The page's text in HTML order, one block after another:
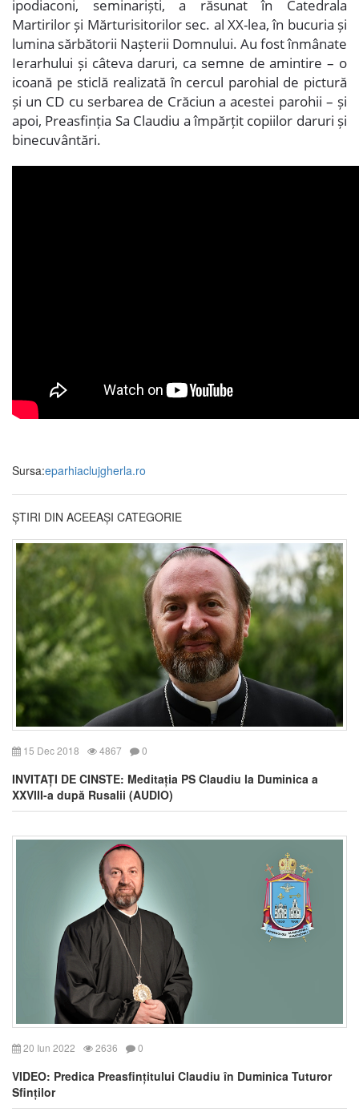
ipodiaconi, seminariști, a răsunat în Catedrala
Martirilor și Mărturisitorilor sec. al XX-lea, în bucuria și
lumina sărbătorii Nașterii Domnului. Au fost înmânate
Ierarhului și câteva daruri, ca semne de amintire – o
icoană pe sticlă realizată în cercul parohial de pictură
și un CD cu serbarea de Crăciun a acestei parohii – și
apoi, Preasfinția Sa Claudiu a împărțit copiilor daruri și
binecuvântări.
Sursa:eparhiaclujgherla.ro
ȘTIRI DIN ACEEAȘI CATEGORIE
15 Dec 2018 4867 0
INVITAȚI DE CINSTE: Meditația PS Claudiu la Duminica a
XXVIII-a după Rusalii (AUDIO)
20 Iun 2022 2636 0
VIDEO: Predica Preasfințitului Claudiu în Duminica Tuturor
Sfinților